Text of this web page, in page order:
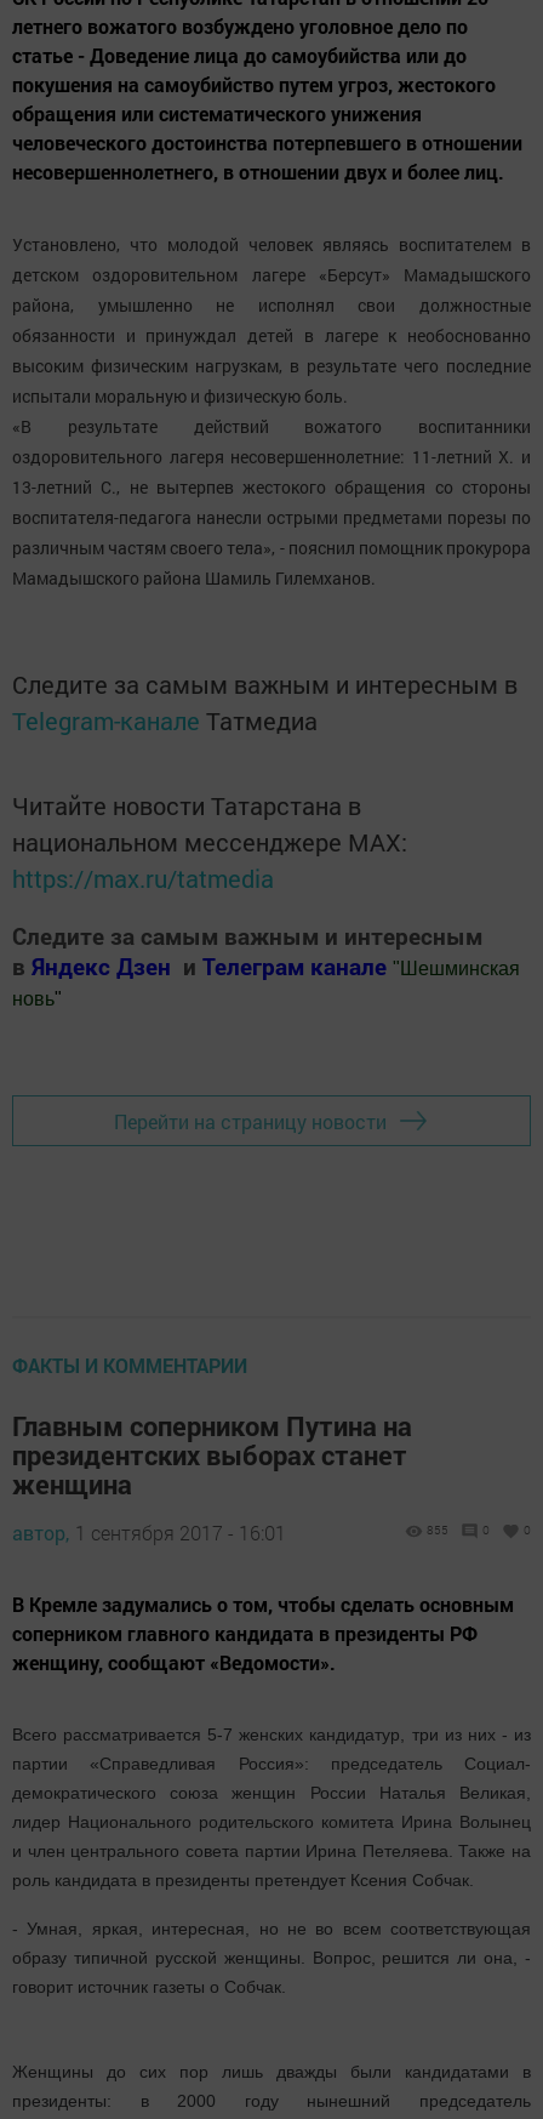
летнего вожатого возбуждено уголовное дело по
статье - Доведение лица до самоубийства или до
покушения на самоубийство путем угроз, жестокого
обращения или систематического унижения
человеческого достоинства потерпевшего в отношении
несовершеннолетнего, в отношении двух и более лиц.
Установлено, что молодой человек являясь воспитателем в
детском оздоровительном лагере «Берсут» Мамадышского
района, умышленно не исполнял свои должностные
обязанности и принуждал детей в лагере к необоснованно
высоким физическим нагрузкам, в результате чего последние
испытали моральную и физическую боль.
«В результате действий вожатого воспитанники
оздоровительного лагеря несовершеннолетние: 11-летний Х. и
13-летний С., не вытерпев жестокого обращения со стороны
воспитателя-педагога нанесли острыми предметами порезы по
различным частям своего тела», - пояснил помощник прокурора
Мамадышского района Шамиль Гилемханов.
Следите за самым важным и интересным в
Telegram-канале Татмедиа
Читайте новости Татарстана в
национальном мессенджере MАХ:
https://max.ru/tatmedia
Следите за самым важным и интересным
в Яндекс Дзен и Телеграм канале " Шешминская
новь"
Перейти на страницу новости
ФАКТЫ И КОММЕНТАРИИ
Главным соперником Путина на
президентских выборах станет
женщина
автор, 1 сентября 2017 - 16:01 855 0 0
В Кремле задумались о том, чтобы сделать основным
соперником главного кандидата в президенты РФ
женщину, сообщают «Ведомости».
Всего рассматривается 5-7 женских кандидатур, три из них - из
партии «Справедливая Россия»: председатель Социал-
демократического союза женщин России Наталья Великая,
лидер Национального родительского комитета Ирина Волынец
и член центрального совета партии Ирина Петеляева. Также на
роль кандидата в президенты претендует Ксения Собчак.
- Умная, яркая, интересная, но не во всем соответствующая
образу типичной русской женщины. Вопрос, решится ли она, -
говорит источник газеты о Собчак.
Женщины до сих пор лишь дважды были кандидатами в
президенты: в 2000 году нынешний председатель